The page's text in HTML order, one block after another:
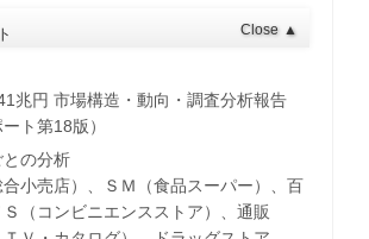
Close ▲
兆円 市場構造・動向・調査分析報告
ート第18版）
の分析
合小売店）、ＳＭ（食品スーパー）、百
（コンビニエンスストア）、通販